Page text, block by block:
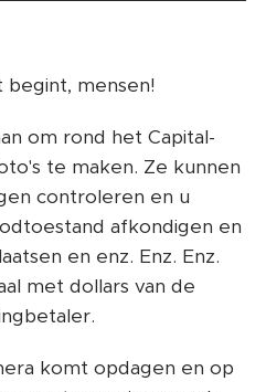
begint, mensen!
​​om rond het Capital-
te maken. Ze kunnen
controleren en u
afkondigen en
en enz. Enz. Enz.
met dollars van de
komt opdagen en op